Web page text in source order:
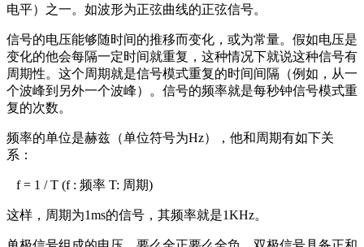
电平）之一。如波形为正弦曲线的正弦信号。
信号的电压能够随时间的推移而变化，或为常量。假如电压是
变化的他会每隔一定时间就重复，这种情况下就说这种信号有
周期性。这个周期就是信号模式重复的时间间隔（例如，从一
个波峰到另外一个波峰）。信号的频率就是每秒钟信号模式重
复的次数。
频率的单位是赫兹（单位符号为Hz），他和周期有如下关
系：
f = 1 / T (f : 频率 T: 周期)
这样，周期为1ms的信号，其频率就是1KHz。